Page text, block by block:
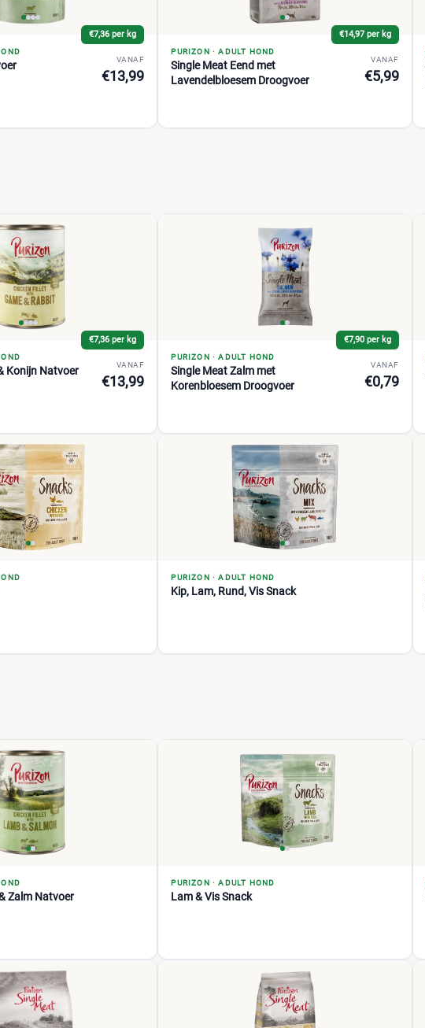
€7,36 per kg
VANAF
€13,99
€14,97 per kg
PURIZON ·ADULT HOND
Single Meat Eend met
Lavendelbloesem Droogvoer
VANAF
€5,99
€7,36 per kg
Konijn Natvoer VANAF
€13,99
€7,90 per kg
PURIZON ·ADULT HOND
Single Meat Zalm met
Korenbloesem Droogvoer
VANAF
€0,79
PURIZON ·ADULT HOND
Kip, Lam, Rund, Vis Snack
Zalm Natvoer
PURIZON ·ADULT HOND
Lam & Vis Snack